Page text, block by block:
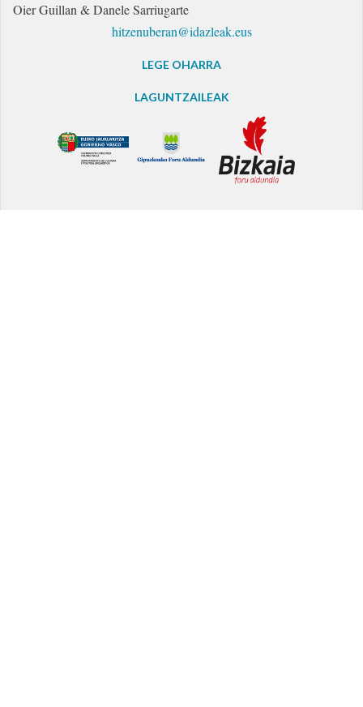
Oier Guillan & Danele Sarriugarte
hitzenuberan@idazleak.eus
LEGE OHARRA
LAGUNTZAILEAK